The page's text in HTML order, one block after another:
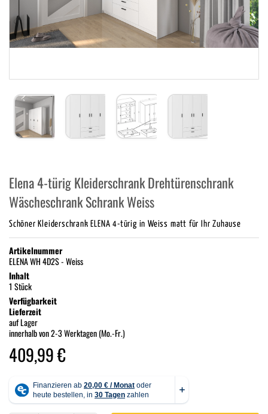
Elena 4-türig Kleiderschrank Drehtürenschrank
Wäscheschrank Schrank Weiss
Schöner Kleiderschrank ELENA 4-türig in Weiss matt für Ihr Zuhause
Artikelnummer
ELENA WH 4D2S - Weiss
Inhalt
1 Stück
Verfügbarkeit
Lieferzeit
auf Lager
innerhalb von 2-3 Werktagen (Mo.-Fr.)
409,99 €